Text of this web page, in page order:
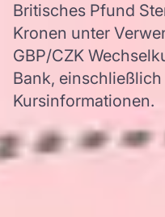
Britisches Pfund
Kronen unter
GBP/CZK
Bank,
Kursinformationen.